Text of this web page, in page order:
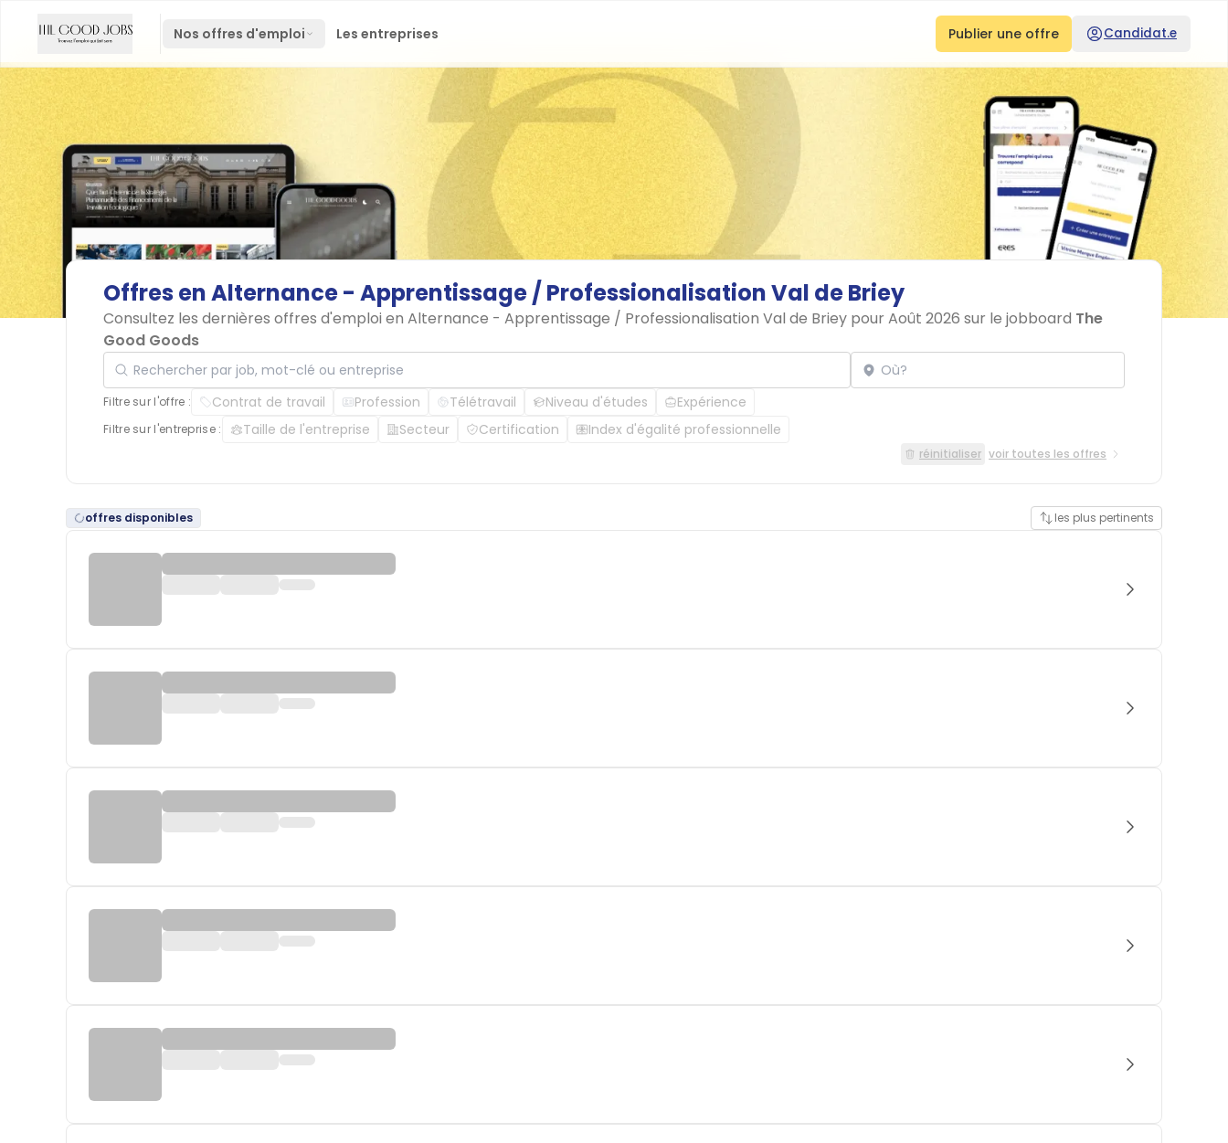
Nos offres d'emploi Les entreprises Publier une offre Candidat.e
Offres enAlternance- Apprentissage/ ProfessionalisationVal deBriey
Consultez les dernières offres d'emploi en Alternance - Apprentissage / Professionalisation Val de Briey pour Août 2026 sur le jobboard The
Good Goods
Rechercher par job, mot-clé ou entreprise Localisation
Filtre sur l'offre : Contrat de travail Profession Télétravail Niveau d'études Expérience
Filtre sur l'entreprise : Taille de l'entreprise Secteur Certification Index d'égalité professionnelle
réinitialiser voir toutes les offres
offres disponibles les plus pertinents